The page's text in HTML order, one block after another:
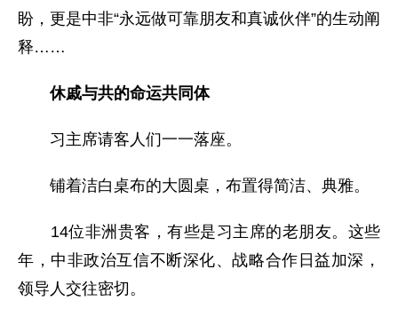
盼，更是中非“永远做可靠朋友和真诚伙伴”的生动阐
释……
休戚与共的命运共同体
习主席请客人们一一落座。
铺着洁白桌布的大圆桌，布置得简洁、典雅。
14位非洲贵客，有些是习主席的老朋友。这些
年，中非政治互信不断深化、战略合作日益加深，
领导人交往密切。